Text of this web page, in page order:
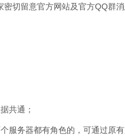
切留意官方网站及官方QQ群
共通；
服务器都有角色的，可通过原